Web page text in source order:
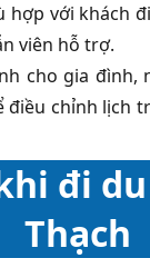
hợp với khách
viên hỗ trợ.
cho gia đình,
điều chỉnh lịch
đi
Thạch